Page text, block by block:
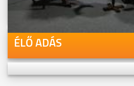
ÉLŐ ADÁS